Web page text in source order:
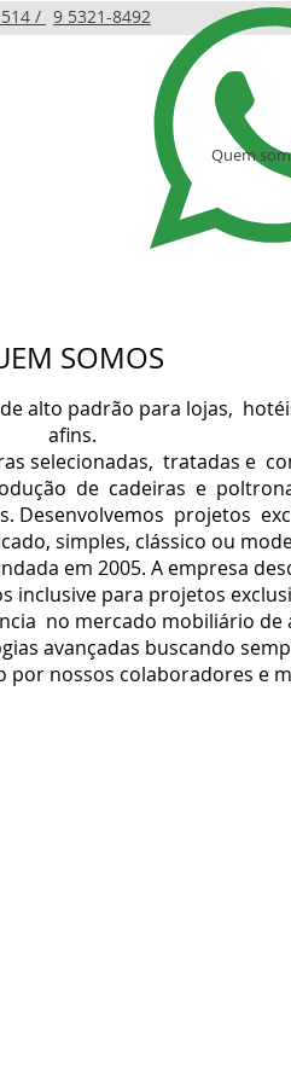
9 5321-8492
/
Quem
SOMOS
alto padrão para lojas,
afins.
selecionadas, tratadas e
de cadeiras e
Desenvolvemos projetos
simples, clássico ou
em 2005. A empresa
inclusive para projetos
no mercado mobiliário de
avançadas buscando
por nossos colaboradores e